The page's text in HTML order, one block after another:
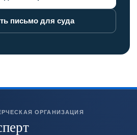
письмо для суда
ОРГАНИЗАЦИЯ